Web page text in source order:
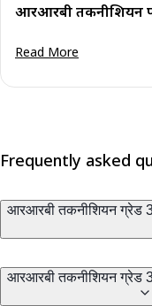
आरआरबी तकनीशियन
Read More
Frequently asked
आरआरबी तकनीशियन ग्रेड 3
आरआरबी तकनीशियन ग्रेड